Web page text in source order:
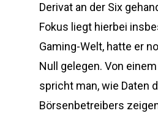
Derivat an der Six
Fokus liegt hierbei
Gaming-Welt, hatte er
Null gelegen. Von einem
spricht man, wie Daten
Börsenbetreibers